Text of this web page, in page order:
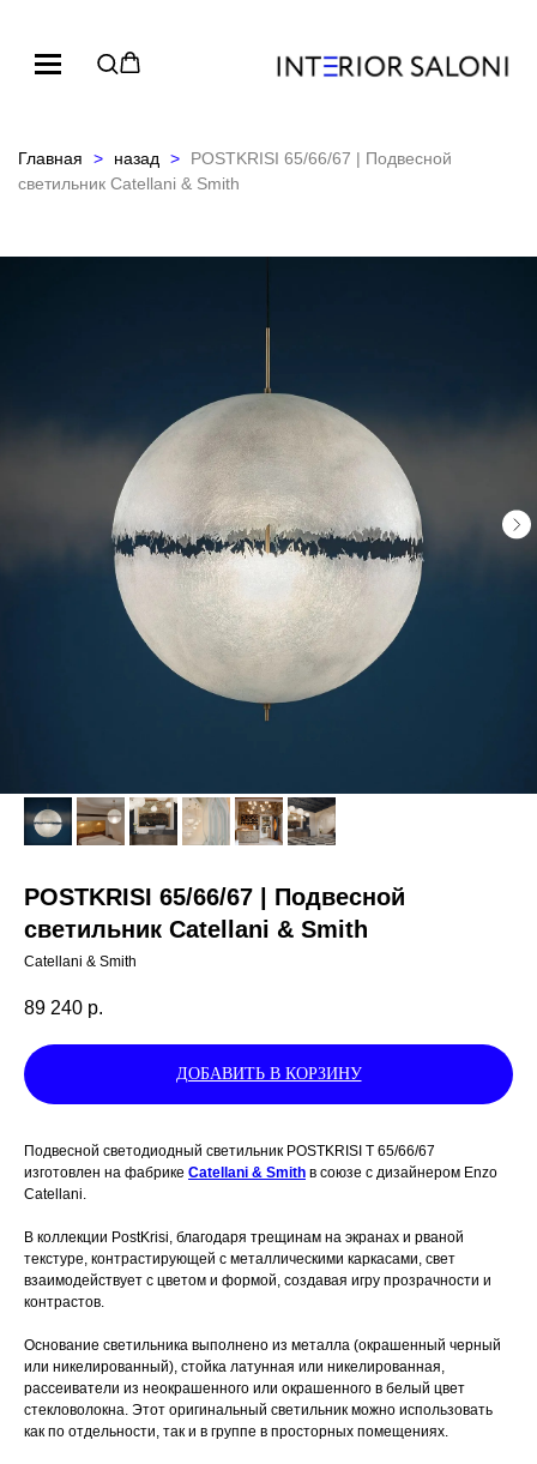
Главная назад
POSTKRISI 65/66/67 | Подвесной
светильник Catellani & Smith
POSTKRISI 65/66/67 | Подвесной
светильник Catellani & Smith
Catellani & Smith
89 240 р.
ДОБАВИТЬ В КОРЗИНУ
Подвесной светодиодный светильник POSTKRISI T 65/66/67
изготовлен на фабрике Catellani & Smith в союзе с дизайнером Enzo
Catellani.
В коллекции PostKrisi, благодаря трещинам на экранах и рваной
текстуре, контрастирующей с металлическими каркасами, свет
взаимодействует с цветом и формой, создавая игру прозрачности и
контрастов.
Основание светильника выполнено из металла (окрашенный черный
или никелированный), стойка латунная или никелированная,
рассеиватели из неокрашенного или окрашенного в белый цвет
стекловолокна. Этот оригинальный светильник можно использовать
как по отдельности, так и в группе в просторных помещениях.